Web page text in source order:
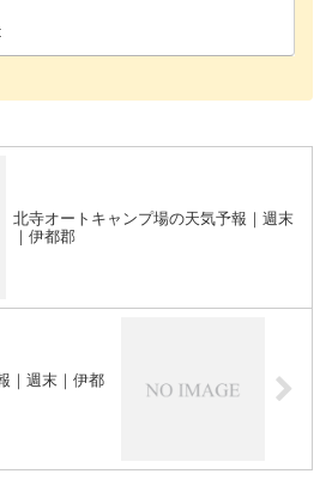
北寺オートキャンプ場の天気予報｜週末
｜伊都郡
｜週末｜伊都